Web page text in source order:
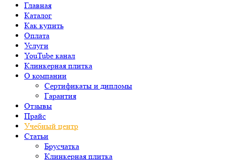
Главная
Каталог
Как купить
Оплата
Услуги
YouTube канал
Клинкерная плитка
О компании
Сертификаты и дипломы
Гарантия
Отзывы
Прайс
Учебный центр
Статьи
Брусчатка
Клинкерная плитка